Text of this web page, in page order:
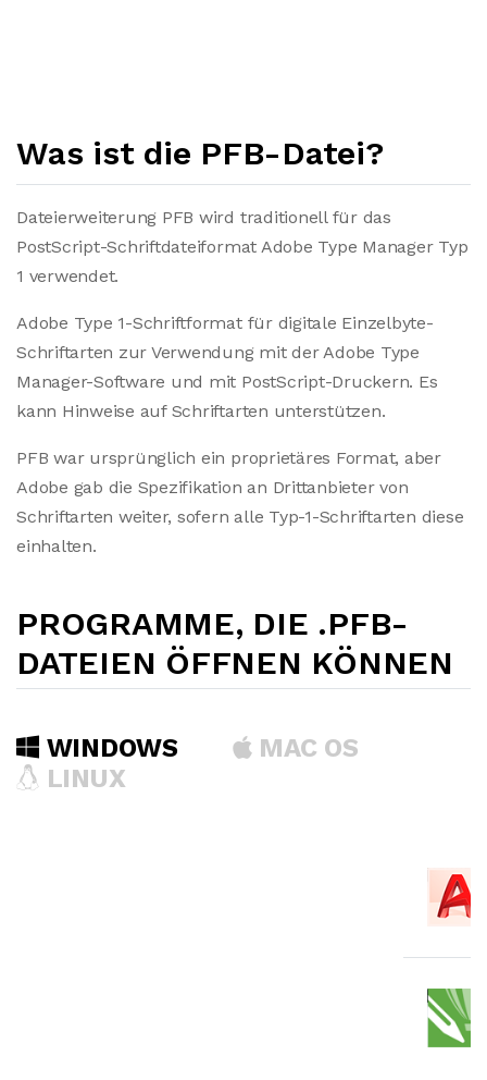
Was ist die PFB-Datei?
Dateierweiterung PFB wird traditionell für das
PostScript-Schriftdateiformat Adobe Type Manager Typ
1 verwendet.
Adobe Type 1-Schriftformat für digitale Einzelbyte-
Schriftarten zur Verwendung mit der Adobe Type
Manager-Software und mit PostScript-Druckern. Es
kann Hinweise auf Schriftarten unterstützen.
PFB war ursprünglich ein proprietäres Format, aber
Adobe gab die Spezifikation an Drittanbieter von
Schriftarten weiter, sofern alle Typ-1-Schriftarten diese
einhalten.
PROGRAMME, DIE .PFB-
DATEIEN ÖFFNEN KÖNNEN
WINDOWS
MAC OS
LINUX